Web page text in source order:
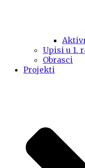
Upisi u 1.
Obrasci
Projekti